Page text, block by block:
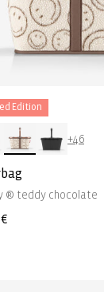
Edition
+46
® teddy chocolate